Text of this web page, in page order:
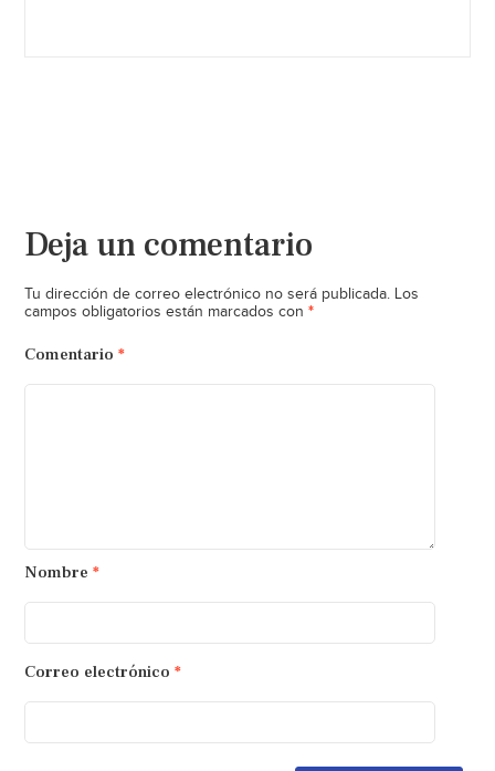
Deja un comentario
Tu dirección de correo electrónico no será publicada. Los
campos obligatorios están marcados con *
Comentario *
Nombre *
Correo electrónico *